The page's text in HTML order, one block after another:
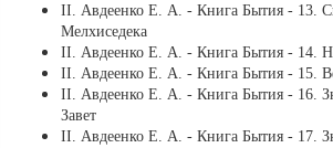
ІІ. Авдеенко Е. А. - Книга Бытия - 13.
Мелхиседека
ІІ. Авдеенко Е. А. - Книга Бытия - 14.
ІІ. Авдеенко Е. А. - Книга Бытия - 15.
ІІ. Авдеенко Е. А. - Книга Бытия - 16.
Завет
ІІ. Авдеенко Е. А. - Книга Бытия - 17.